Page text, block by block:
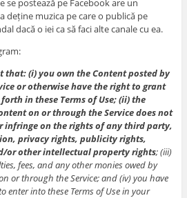
se postează pe Facebook are un
deține muzica pe care o publică pe
dacă o iei ca să faci alte canale cu ea.
that: (i) you own the Content posted by
or otherwise have the right to grant
in these Terms of Use; (ii) the
on or through the Service does not
on the rights of any third party,
privacy rights, publicity rights,
or other intellectual property rights; (iii)
fees, and any other monies owed by
or through the Service; and (iv) you have
enter into these Terms of Use in your